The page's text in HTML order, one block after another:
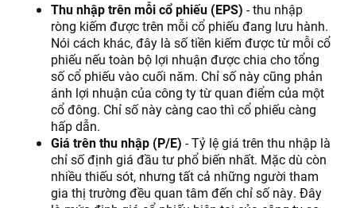
Thu nhập trên mỗi cổ phiếu (EPS) - thu nhập
ròng kiếm được trên mỗi cổ phiếu đang lưu hành.
Nói cách khác, đây là số tiền kiếm được từ mỗi cổ
phiếu nếu toàn bộ lợi nhuận được chia cho tổng
số cổ phiếu vào cuối năm. Chỉ số này cũng phản
ánh lợi nhuận của công ty từ quan điểm của một
cổ đông. Chỉ số này càng cao thì cổ phiếu càng
hấp dẫn.
Giá trên thu nhập (P/E) - Tỷ lệ giá trên thu nhập là
chỉ số định giá đầu tư phổ biến nhất. Mặc dù còn
nhiều thiếu sót, nhưng tất cả những người tham
gia thị trường đều quan tâm đến chỉ số này. Đây